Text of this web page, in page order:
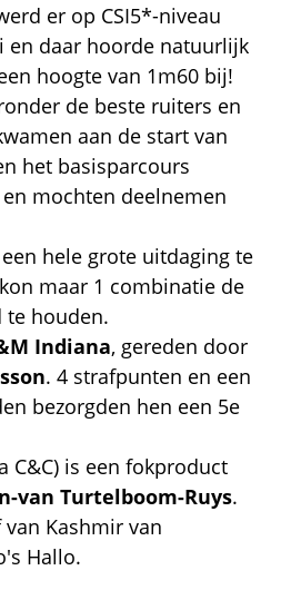
er op CSI5*-niveau
en daar hoorde natuurlijk
hoogte van 1m60 bij!
de beste ruiters en
aan de start van
het basisparcours
mochten deelnemen
hele grote uitdaging te
maar 1 combinatie de
te houden.
Indiana, gereden door
. 4 strafpunten en een
bezorgden hen een 5e
C&C) is een fokproduct
van Turtelboom-Ruys.
Kashmir van
Hallo.